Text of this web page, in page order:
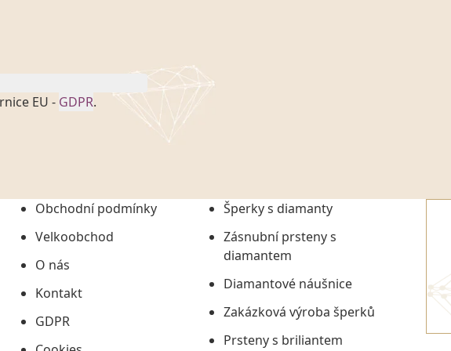
EU - GDPR.
č. 101/2000 Sb. v
uchováním veškerých
údajů či jako jeho
informací, nejdéle
Obchodní podmínky
Velkoobchod
O nás
Kontakt
GDPR
Šperky s diamanty
Zásnubní prsteny s
diamantem
Diamantové náušnice
Zakázková výroba šperků
Prsteny s briliantem